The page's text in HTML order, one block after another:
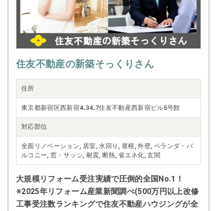
住友不動産の新築そっくりさん
住所
東京都新宿区西新宿4₋34₋7住友不動産西新宿ビル5号館
対応部位
全面リノベーション, 居室, 水回り, 屋根, 外壁, ベランダ・バ
ルコニー, 窓・サッシ, 耐震, 断熱, 省エネ化, 玄関
大規模リフォーム受注実績で圧倒的全国No.1！
※2025年リフォーム産業新聞調べ(500万円以上改修
工事受注数ランキングで住友不動産ハウジングが全